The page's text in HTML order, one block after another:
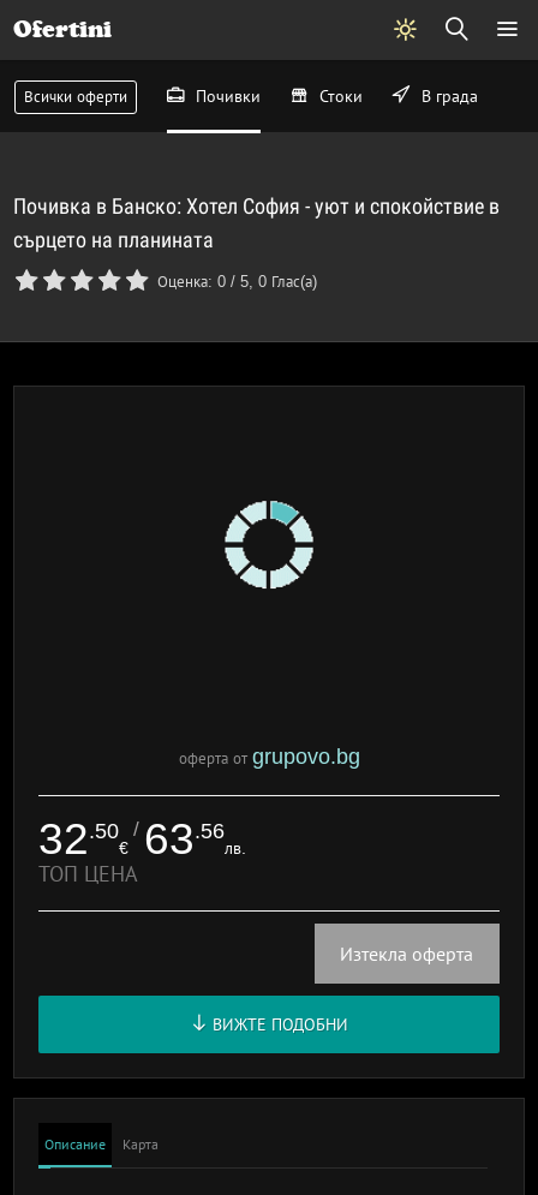
Ofertini
Всички оферти Почивки Стоки В града
Почивка в Банско: Хотел София - уют и спокойствие в
сърцето на планината
Оценка:0 /5,0 Глас(а)
оферта от grupovo.bg
32.50
€
/ 63.56
лв.
ТОП ЦЕНА
Изтекла оферта
ВИЖТЕ ПОДОБНИ
Описание Карта